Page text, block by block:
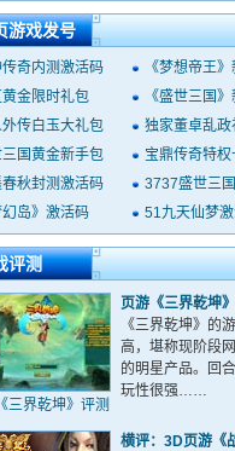
游戏发号
传奇内测激活码
《梦想帝王
金限时礼包
《盛世三国
传白玉大礼包
独家董卓乱政
国黄金新手包
宝鼎传奇特权
秋封测激活码
3737盛世三
幻岛》激活码
51九天仙梦
评测
三界乾坤》评测
页游《三界乾坤
《三界乾坤》的
高，堪称现阶段
的明星产品。回
玩性很强……
横评：3D页游《